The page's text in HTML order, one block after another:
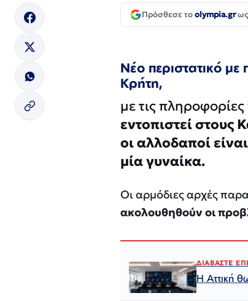
Πρόσθεσε τοolympia.grως
Νέο περιστατικό με
Κρήτη,
με τις
εντοπιστεί στους
οι αλλοδαποί
μία γυναίκα.
Οι αρμόδιες αρχές
ακολουθηθούν οι
ΔΙΑΒΑΣΤΕ
Η Αττική